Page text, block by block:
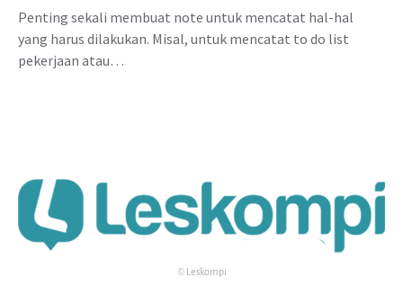
Penting sekali membuat note untuk mencatat hal-hal
yang harus dilakukan. Misal, untuk mencatat to do list
pekerjaan atau…
© Leskompi